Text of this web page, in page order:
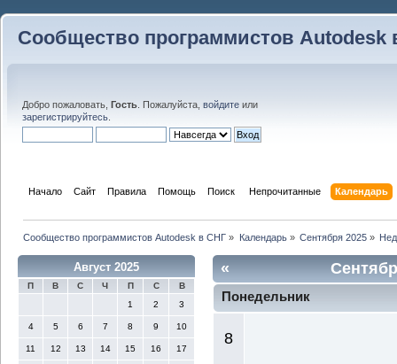
Сообщество программистов Autodesk
Добро пожаловать, Гость . Пожалуйста, войдите или
зарегистрируйтесь
Начало Сайт Правила Помощь Поиск Непрочитанные Календарь
Сообщество программистов Autodesk в СНГ » Календарь» Сентября 2025»
Август 2025
П В С Ч П С
В
1
2 3
4 5 6 7 8 9 10
11 12 13 14 15 16 17
«
Понедельник
8